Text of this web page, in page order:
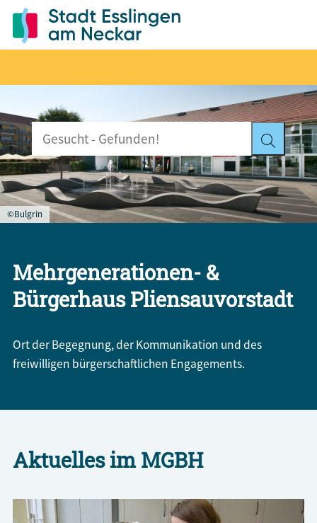
©Bulgrin
Mehrgenerationen- &
Bürgerhaus Pliensauvorstadt
Ort der Begegnung, der Kommunikation und des
freiwilligen bürgerschaftlichen Engagements.
Aktuelles im MGBH